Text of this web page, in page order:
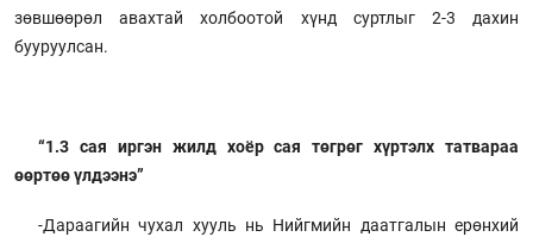
зөвшөөрөл авахтай холбоотой хүнд суртлыг 2-3 дахин
бууруулсан.
“1.3 сая иргэн жилд хоёр сая төгрөг хүртэлх татвараа
өөртөө үлдээнэ”
-Дараагийн чухал хууль нь Нийгмийн даатгалын ерөнхий